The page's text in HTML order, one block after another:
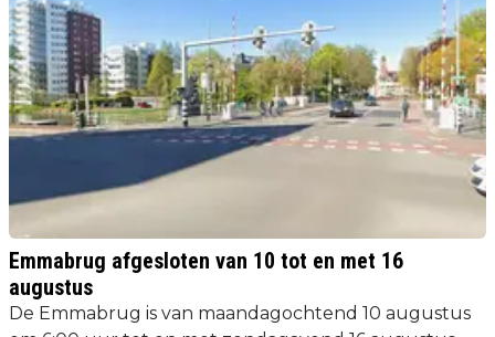
Emmabrug afgesloten van 10 tot en met 16
augustus
De Emmabrug is van maandagochtend 10 augustus